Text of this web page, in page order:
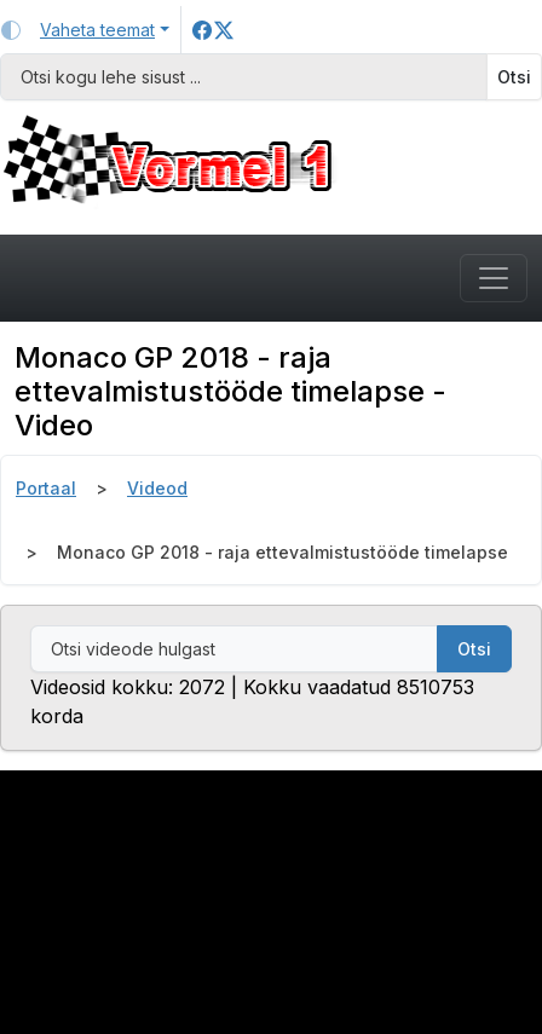
Vaheta teemat
Otsi
Monaco GP 2018 - raja
ettevalmistustööde timelapse -
Video
Portaal Videod
Monaco GP 2018 - raja ettevalmistustööde timelapse
Otsi
Videosid kokku: 2072 | Kokku vaadatud 8510753
korda